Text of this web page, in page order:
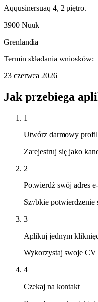
Aqqusinersuaq 4, 2 piętro.
3900 Nuuk
Grenlandia
Termin składania wniosków:
23 czerwca 2026
Jak przebiega
1
Utwórz darmowy profil
Zarejestruj się jako
2
Potwierdź swój adres
Szybkie potwierdzenie
3
Aplikuj jednym
Wykorzystaj swoje CV
4
Czekaj na kontakt